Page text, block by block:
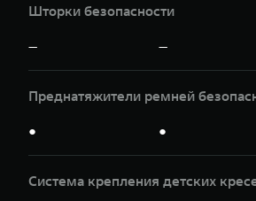
Шторки безопасности
— —
Преднатяжители ремней
● ●
Система крепления детских